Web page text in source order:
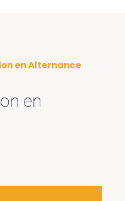
en Alternance
en